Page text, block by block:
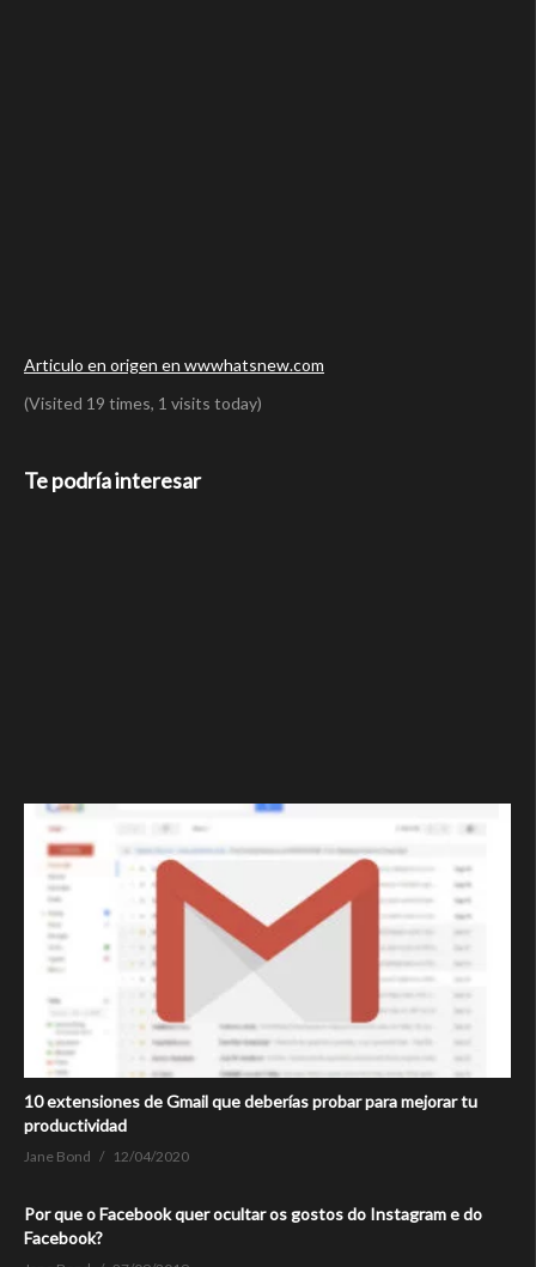
Articulo en origen en wwwhatsnew.com
(Visited 19 times, 1 visits today)
Te podría interesar
10 extensiones de Gmail que deberías probar para mejorar tu
productividad
Jane Bond 12/04/2020
Por que o Facebook quer ocultar os gostos do Instagram e do
Facebook?